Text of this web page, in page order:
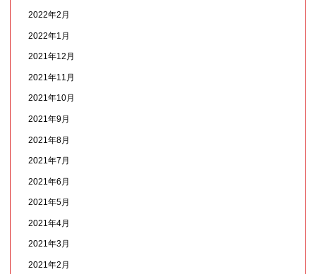
2022年2月
2022年1月
2021年12月
2021年11月
2021年10月
2021年9月
2021年8月
2021年7月
2021年6月
2021年5月
2021年4月
2021年3月
2021年2月